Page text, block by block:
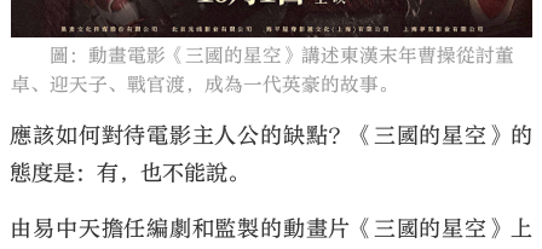
圖：動畫電影《三國的星空》講述東漢末年曹操從討董
卓、迎天子、戰官渡，成為一代英豪的故事。
應該如何對待電影主人公的缺點？《三國的星空》的
態度是：有，也不能說。
由易中天擔任編劇和監製的動畫片《三國的星空》上